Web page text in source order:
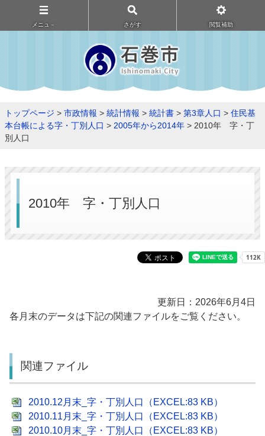
メニュ－ さがす 閲覧補助
トップページ > 市政情報 > 統計情報 > 統計書 > 第3章人口 > 住民基
本台帳による字・丁別人口 > 2005年から2014年 > 2010年 字・丁
別人口
2010年 字・丁別人口
更新日：2026年6月4日
各月末のデータは下記の関連ファイルをご覧ください。
関連ファイル
2010.12月末_字・丁別人口（EXCEL:83 KB）
2010.11月末_字・丁別人口（EXCEL:83 KB）
2010.10月末_字・丁別人口（EXCEL:83 KB）